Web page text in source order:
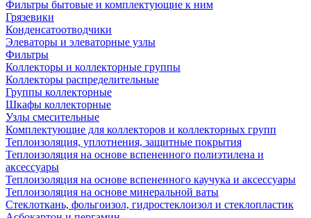
Фильтры бытовые и комплектующие к ним
Грязевики
Конденсатоотводчики
Элеваторы и элеваторные узлы
Фильтры
Коллекторы и коллекторные группы
Коллекторы распределительные
Группы коллекторные
Шкафы коллекторные
Узлы смесительные
Комплектующие для коллекторов и коллекторных групп
Теплоизоляция, уплотнения, защитные покрытия
Теплоизоляция на основе вспененного полиэтилена и
аксессуары
Теплоизоляция на основе вспененного каучука и аксессуары
Теплоизоляция на основе минеральной ваты
Стеклоткань, фольгоизол, гидростеклоизол и стеклопластик